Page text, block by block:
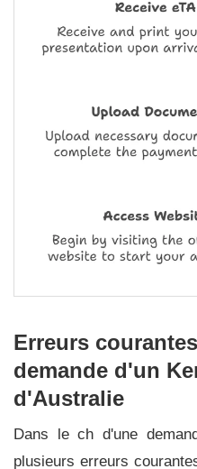
Erreurs
demande d'un
d'Australie
Dans le ch d'une
plusieurs erreurs